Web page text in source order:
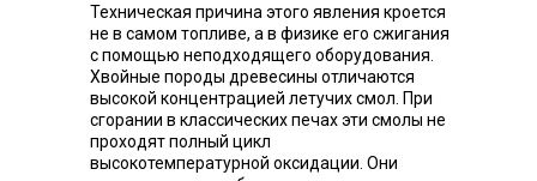
Техническая причина этого явления кроется
не в самом топливе, а в физике его сжигания
с помощью неподходящего оборудования.
Хвойные породы древесины отличаются
высокой концентрацией летучих смол. При
сгорании в классических печах эти смолы не
проходят полный цикл
высокотемпературной оксидации. Они